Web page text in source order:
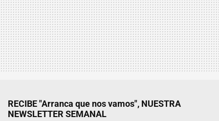
RECIBE "Arranca que nos vamos", NUESTRA
NEWSLETTER SEMANAL